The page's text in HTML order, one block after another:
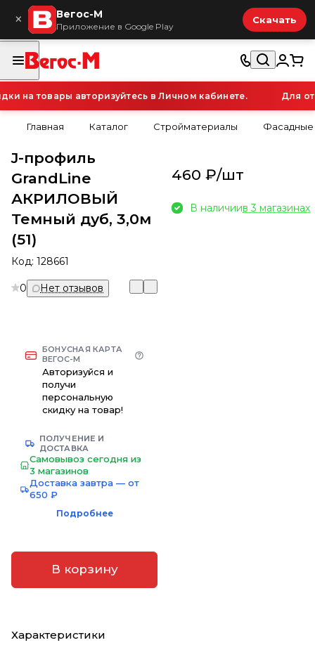
× Вегос-М
Приложение в Google Play
Скачать
на товары авторизуйтесь в Личном кабинете. Для
Главная Каталог Стройматериалы Фасадные
J-профиль
GrandLine
АКРИЛОВЫЙ
Темный дуб, 3,0м
(51)
Код: 128661
0 Нет отзывов
БОНУСНАЯ КАРТА
ВЕГОС-М
Авторизуйся и
получи
персональную
скидку на товар!
ПОЛУЧЕНИЕ И
ДОСТАВКА
Самовывоз сегодня из
3 магазинов
Доставка завтра — от
650 ₽
Подробнее
В корзину
Характеристики
460 ₽/шт
В наличиив 3 магазинах